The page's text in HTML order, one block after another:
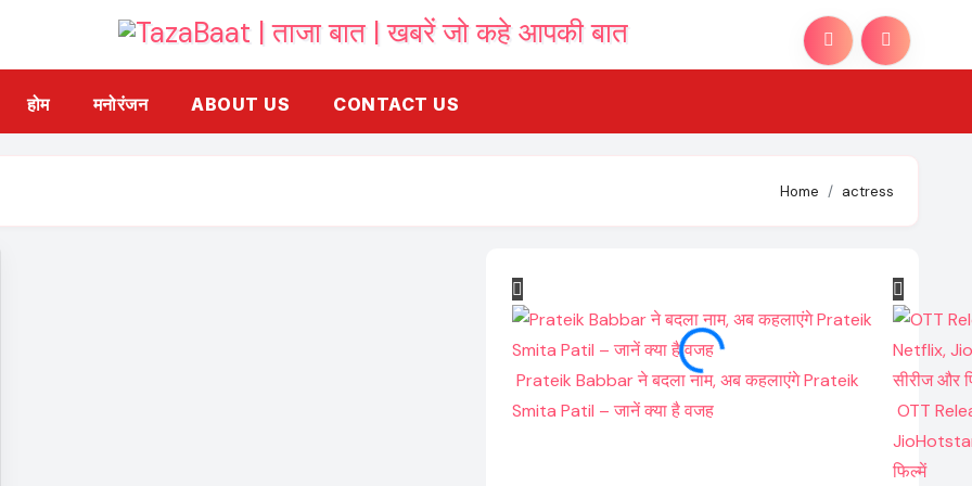
होम मनोरंजन ABOUT US CONTACT US
Home actress
Prateik Babbar ने बदला नाम, अब कहलाएंगे Prateik
Smita Patil – जानें क्या है वजह
OTT
फिल्में